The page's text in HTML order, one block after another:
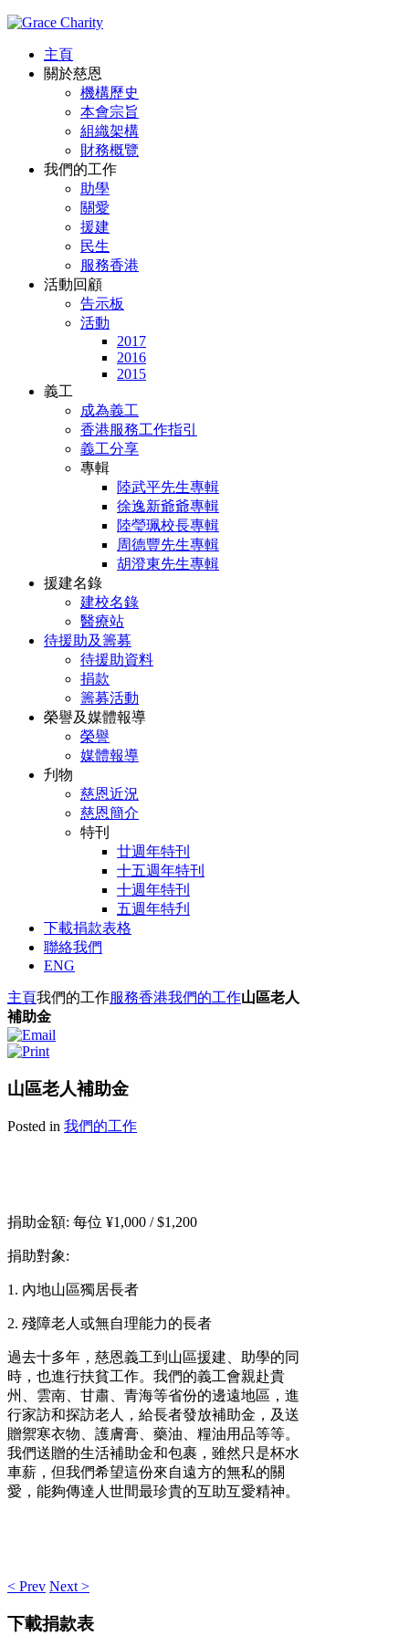
主頁
關於慈恩
機構歷史
本會宗旨
組織架構
財務概覽
我們的工作
助學
關愛
援建
民生
服務香港
活動回顧
告示板
活動
2017
2016
2015
義工
成為義工
香港服務工作指引
義工分享
專輯
陸武平先生專輯
徐逸新爺爺專輯
陸瑩珮校長專輯
周德豐先生專輯
胡澄東先生專輯
援建名錄
建校名錄
醫療站
待援助及籌募
待援助資料
捐款
籌募活動
榮譽及媒體報導
榮譽
媒體報導
刋物
慈恩近況
慈恩簡介
特刊
廿週年特刊
十五週年特刊
十週年特刊
五週年特刋
下載捐款表格
聯絡我們
ENG
主頁我們的工作服務香港我們的工作山區老人
補助金
山區老人補助金
Posted in 我們的工作
捐助金額: 每位 ¥1,000 / $1,200
捐助對象:
1. 內地山區獨居長者
2. 殘障老人或無自理能力的長者
過去十多年，慈恩義工到山區援建、助學的同
時，也進行扶貧工作。 我們的義工會親赴貴
州、雲南、甘肅、青海等省份的邊遠地區，進
行家訪和探訪老人，給長者發放補助金 ，及送
贈禦寒衣物、護膚膏、藥油、糧油用品等等。
我們送贈的生活補助金和包裹，雖然只是杯水
車薪，但我們希望這份來自遠方的無私的關
愛，能夠傳達人世間最珍貴的互助互愛精神。
< Prev Next >
下載捐款表